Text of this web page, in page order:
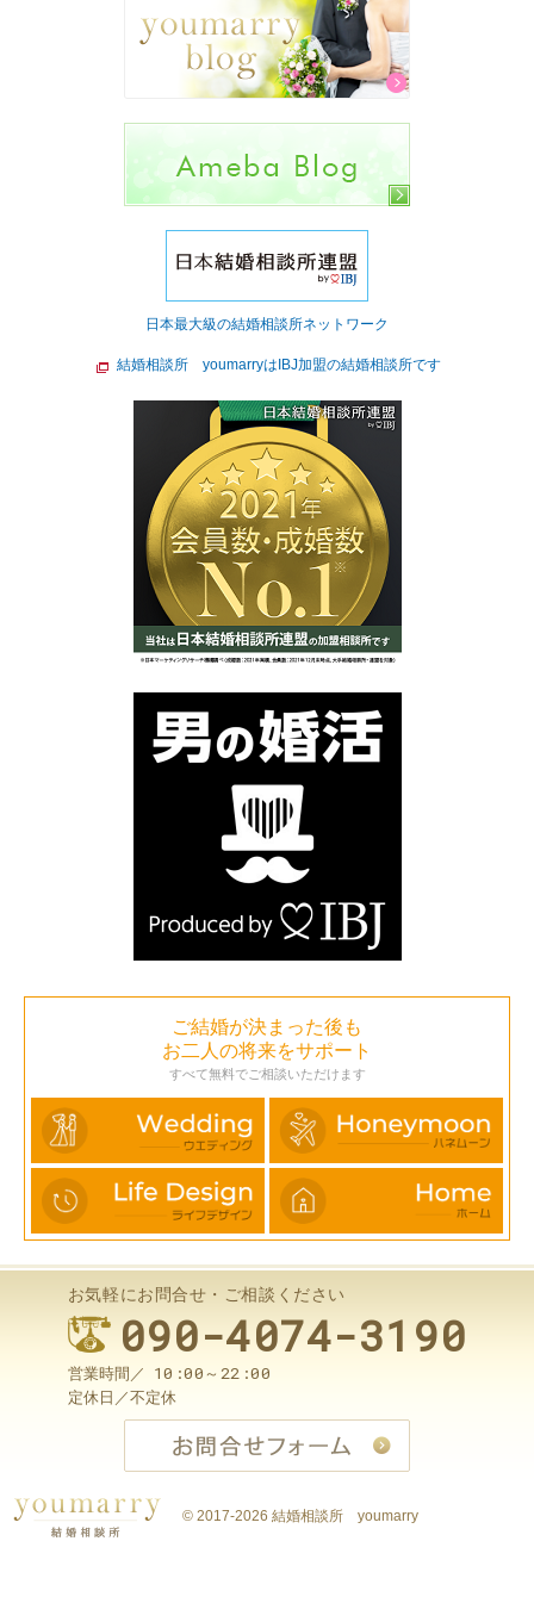
日本最大級の結婚相談所ネットワーク
結婚相談所 youmarryはIBJ加盟の結婚相談所です
ご結婚が決まった後も
お二人の将来をサポート
すべて無料でご相談いただけます
お気軽にお問合せ・ご相談ください
090-4074-3190
営業時間／ 10:00～22:00
定休日／不定休
© 2017-2026 結婚相談所 youmarry